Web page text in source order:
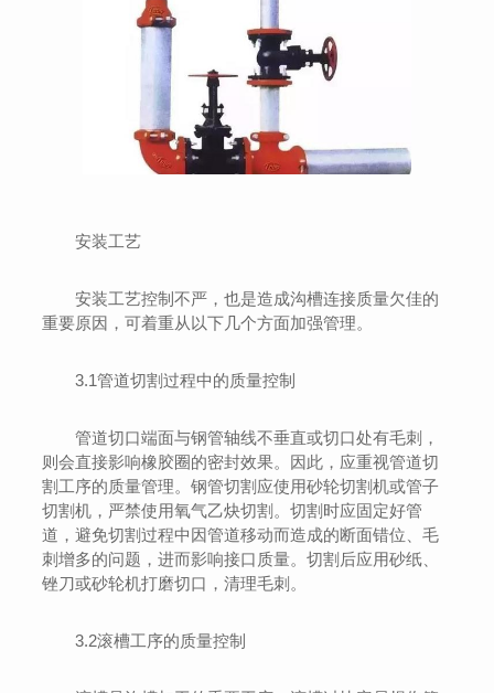
安装工艺
安装工艺控制不严，也是造成沟槽连接质量欠佳的
重要原因，可着重从以下几个方面加强管理。
3.1管道切割过程中的质量控制
管道切口端面与钢管轴线不垂直或切口处有毛刺，
则会直接影响橡胶圈的密封效果。因此，应重视管道切
割工序的质量管理。钢管切割应使用砂轮切割机或管子
切割机，严禁使用氧气乙炔切割。切割时应固定好管
道，避免切割过程中因管道移动而造成的断面错位、毛
刺增多的问题，进而影响接口质量。切割后应用砂纸、
锉刀或砂轮机打磨切口，清理毛刺。
3.2滚槽工序的质量控制